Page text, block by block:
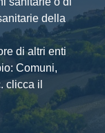
della
di altri enti
Comuni,
clicca il